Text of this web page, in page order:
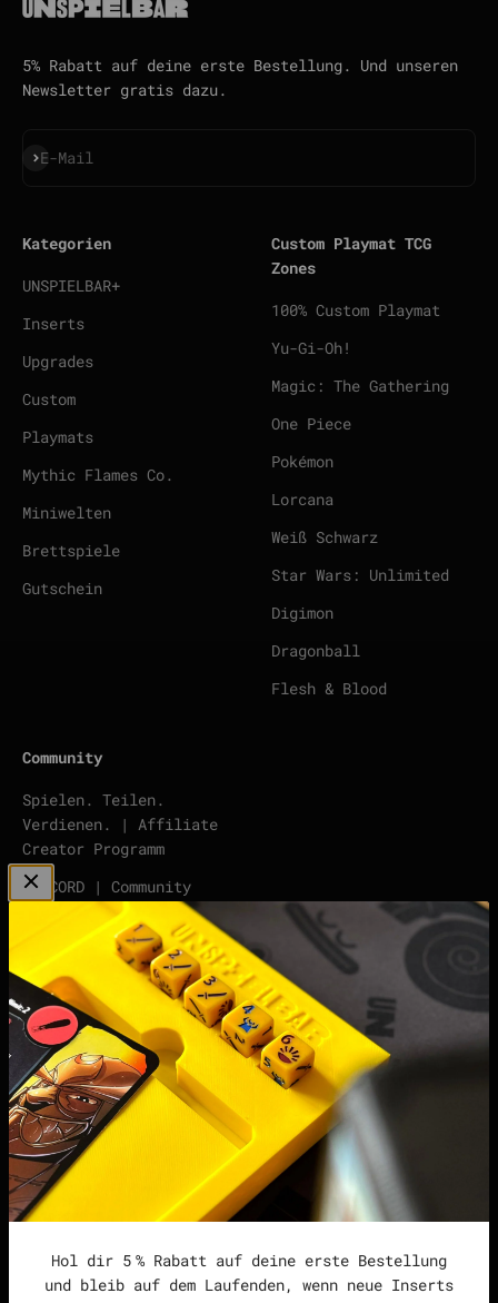
Hol dir 5 % Rabatt auf deine erste Bestellung
und bleib auf dem Laufenden, wenn neue Inserts
5% Rabatt auf deine erste Bestellung. Und unseren
Newsletter gratis dazu.
E-Mail
Abonnieren
Kategorien
UNSPIELBAR+
Inserts
Upgrades
Custom
Playmats
Mythic Flames Co.
Miniwelten
Brettspiele
Gutschein
Custom Playmat TCG
Zones
100% Custom Playmat
Yu-Gi-Oh!
Magic: The Gathering
One Piece
Pokémon
Lorcana
Weiß Schwarz
Star Wars: Unlimited
Digimon
Dragonball
Flesh & Blood
Community
Spielen. Teilen.
Verdienen. | Affiliate
Creator Programm
DISCORD | Community
points | Score Tracker
Podcast
Impressum
Datenschutzerklärung
Widerrufsrecht &
Widerrufsformular
Allgemeine
Geschäftsbedingungen